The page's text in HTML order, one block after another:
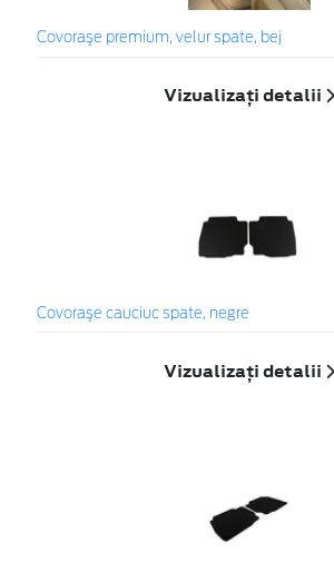
Covoraşe premium, velur spate, bej
Vizualizați detalii
Covoraşe cauciuc spate, negre
Vizualizați detalii